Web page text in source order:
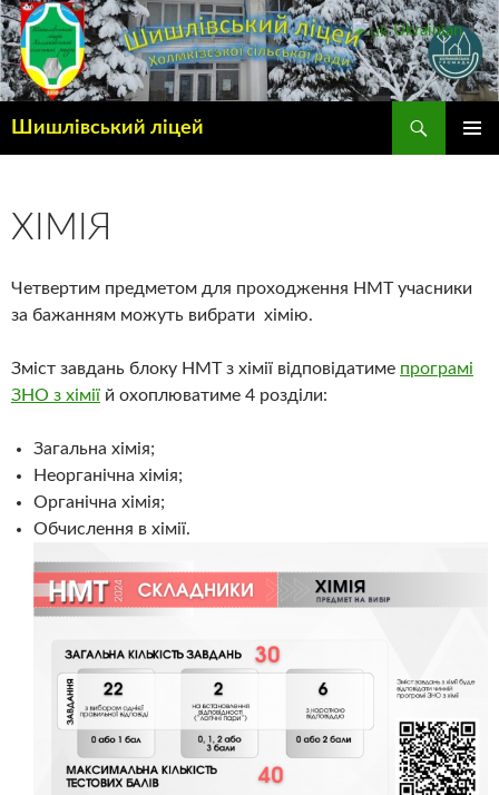
Шишлівський ліцей
ХІМІЯ
Четвертим предметом для проходження НМТ учасники
за бажанням можуть вибрати хімію.
Зміст завдань блоку НМТ з хімії відповідатиме програмі
ЗНО з хімії й охоплюватиме 4 розділи:
Загальна хімія;
Неорганічна хімія;
Органічна хімія;
Обчислення в хімії.
Ukrainian ▼